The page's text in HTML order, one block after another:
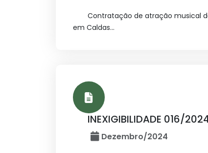
Contratação de atração musical
em Caldas...
INEXIGIBILIDADE 016/
Dezembro/2024